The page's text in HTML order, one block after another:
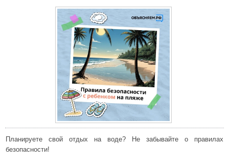
Планируете свой отдых на воде? Не забывайте о правилах
безопасности!